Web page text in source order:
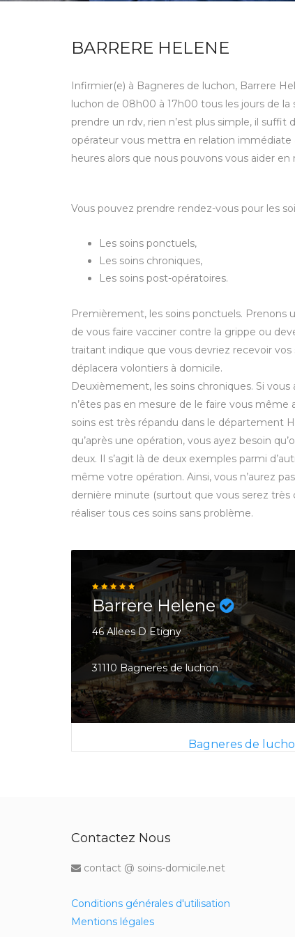
BARRERE HELENE
Infirmier(e) à Bagneres de luchon, Barrere
luchon de 08h00 à 17h00 tous les jours de
prendre un rdv, rien n’est plus simple, il
opérateur vous mettra en relation
heures alors que nous pouvons vous aider
Vous pouvez prendre rendez-vous pour les
Les soins ponctuels,
Les soins chroniques,
Les soins post-opératoires.
Premièrement, les soins ponctuels. Prenons
de vous faire vacciner contre la grippe ou
traitant indique que vous devriez recevoir
déplacera volontiers à domicile.
Deuxièmement, les soins chroniques. Si
n’êtes pas en mesure de le faire vous
soins est très répandu dans le département
qu’après une opération, vous ayez besoin
deux. Il s’agit là de deux exemples parmi
même votre opération. Ainsi, vous n’aurez
dernière minute (surtout que vous serez très
réaliser tous ces soins sans problème.
Barrere Helene
46 Allees D Etigny
31110 Bagneres de luchon
Bagneres de
Contactez Nous
contact @ soins-domicile.net
Conditions générales d'utilisation
Mentions légales